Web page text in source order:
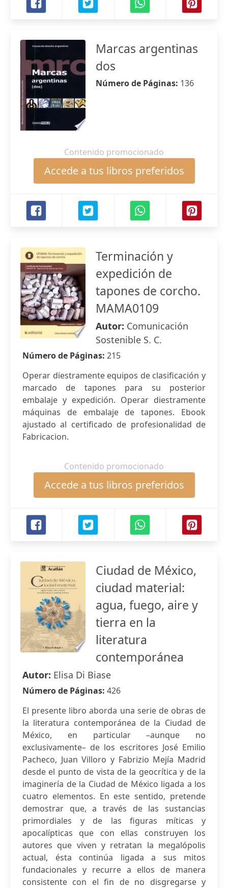
Marcas argentinas
dos
Número de Páginas: 136
Contenido promocionado
Accede a tus libros preferidos
Terminación y
expedición de
tapones de corcho.
MAMA0109
Autor: Comunicación
Sostenible S. C.
Número de Páginas: 215
Operar diestramente equipos de clasificación y
marcado de tapones para su posterior
embalaje y expedición. Operar diestramente
máquinas de embalaje de tapones. Ebook
ajustado al certificado de profesionalidad de
Fabricacion.
Contenido promocionado
Accede a tus libros preferidos
Ciudad de México,
ciudad material:
agua, fuego, aire y
tierra en la
literatura
contemporánea
Autor: Elisa Di Biase
Número de Páginas: 426
El presente libro aborda una serie de obras de
la literatura contemporánea de la Ciudad de
México, en particular –aunque no
exclusivamente– de los escritores José Emilio
Pacheco, Juan Villoro y Fabrizio Mejía Madrid
desde el punto de vista de la geocrítica y de la
imaginería de la Ciudad de México ligada a los
cuatro elementos. En este sentido, pretende
demostrar que, a través de las sustancias
primordiales y de las figuras míticas y
apocalípticas que con ellas construyen los
autores que viven y retratan la megalópolis
actual, ésta continúa ligada a sus mitos
fundacionales y recurre a ellos de manera
consistente con el fin de no disgregarse y